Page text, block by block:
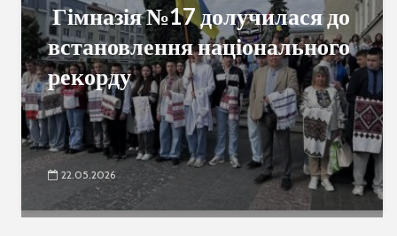
Гімназія №17 долучилася до
встановлення національного
рекорду
22.05.2026